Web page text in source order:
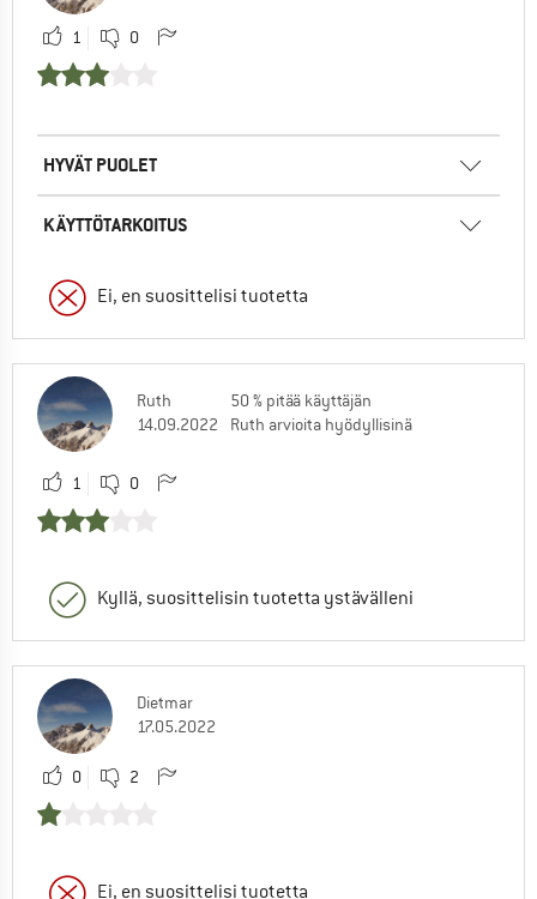
1 0
HYVÄT PUOLET
KÄYTTÖTARKOITUS
Ei, en suosittelisi tuotetta
Ruth
14.09.2022
50 % pitää käyttäjän
Ruth arvioita hyödyllisinä
1 0
Kyllä, suosittelisin tuotetta ystävälleni
Dietmar
17.05.2022
0 2
Ei, en suosittelisi tuotetta